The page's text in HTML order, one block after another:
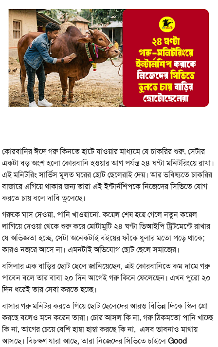
কোরবানির ঈদে গরু কিনতে হাটে যাওয়ার মাধ্যমে যে চাকরির শুরু, সেটার
একটা বড় অংশ হলো কোরবানি হওয়ার আগ পর্যন্ত ২৪ ঘণ্টা মনিটরিংয়ে রাখা।
এই মনিটরিং সার্ভিস মূলত ঘরের ছোট ছেলেরাই দেয়। আর ভবিষ্যতে চাকরির
বাজারে এগিয়ে থাকার জন্য তারা এই ইন্টার্নশিপকে নিজেদের সিভিতে যোগ
করতে চায় বলে দাবি তুলেছে।
গরুকে ঘাস দেওয়া, পানি খাওয়ানো, কয়েল শেষ হয়ে গেলে নতুন কয়েল
লাগিয়ে দেওয়া থেকে শুরু করে মোটামুটি ২৪ ঘণ্টা ভিআইপি ট্রিটমেন্টে রাখার
যে অভিজ্ঞতা হচ্ছে, সেটা অনেকটাই বইয়ের ফাঁকে ধুলার মতো পড়ে থাকে;
কারও নজরে আসে না। এমনটাই অভিযোগ ছোট ছেলে সমাজের।
বসিলার এক বাড়ির ছোট ছেলে জানিয়েছেন, এই কোরবানিতে কম দামে গরু
পাবেন বলে তার বাবা ২০ দিন আগেই গরু কিনে ফেলেছেন। এখন পুরো ২০
দিন ধরেই তার সেবা করতে হচ্ছে।
বাসার গরু মনিটর করতে গিয়ে ছোট ছেলেদের আরও বিভিন্ন দিকে স্কিল গ্রো
করছে বলেও মনে করেন তারা। চোর আসল কি না, গরু ঠিকমতো পানি খাচ্ছে
কি না, আগের চেয়ে বেশি হাম্বা হাম্বা করছে কি না, এসব ভাবনাও মাথায়
আসছে। বিচক্ষণ যারা আছে, তারা নিজেদের সিভিতে চাইলেGood